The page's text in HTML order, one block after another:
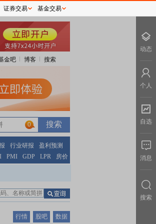
金吧 博客 搜索
0
行业研报
盈利预测
PMI GDP LPR 房价
行情 股吧 数据
证券交易 基金交易
动态
个人
自选
消息
搜索